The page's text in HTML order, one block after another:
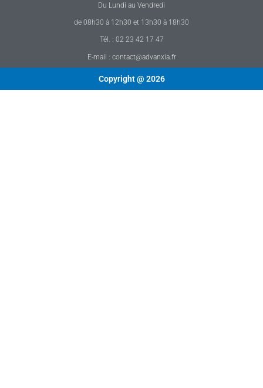
Du Lundi au Vendredi
de 08h30 à 12h30 et 13h30 à 18h30
Tél. : 02 23 42 17 47
E-mail : contact@advanxia.fr
Copyright @ 2026